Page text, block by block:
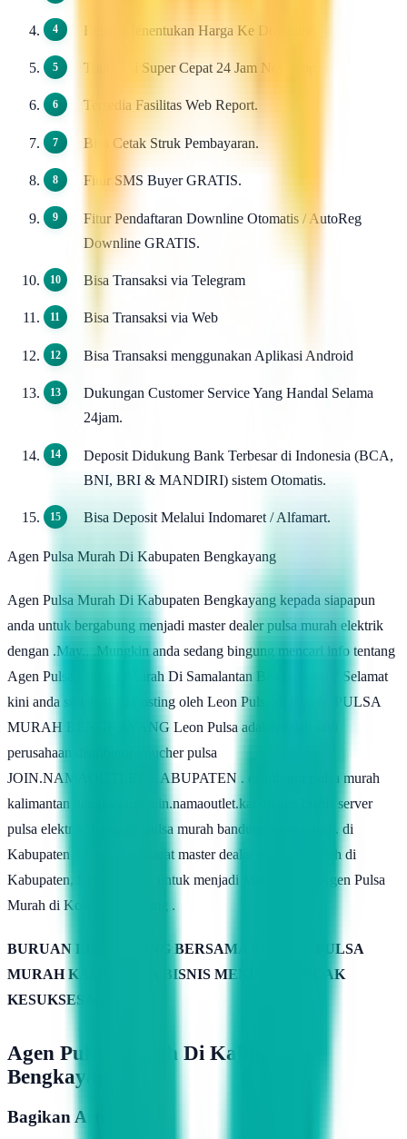
Bebas Menentukan Harga Ke Downline.
Transaksi Super Cepat 24 Jam Non Stop.
Tersedia Fasilitas Web Report.
Bisa Cetak Struk Pembayaran.
Fitur SMS Buyer GRATIS.
Fitur Pendaftaran Downline Otomatis / AutoReg
Downline GRATIS.
Bisa Transaksi via Telegram
Bisa Transaksi via Web
Bisa Transaksi menggunakan Aplikasi Android
Dukungan Customer Service Yang Handal Selama
24jam.
Deposit Didukung Bank Terbesar di Indonesia (BCA,
BNI, BRI & MANDIRI) sistem Otomatis.
Bisa Deposit Melalui Indomaret / Alfamart.
Agen Pulsa Murah Di Kabupaten Bengkayang
Agen Pulsa Murah Di Kabupaten Bengkayang kepada siapapun
anda untuk bergabung menjadi master dealer pulsa murah elektrik
dengan .May., .Mungkin anda sedang bingung mencari info tentang
Agen Pulsa Elektrik Murah Di Samalantan Bengkayang ? Selamat
kini anda sudah di .Diposting oleh Leon Pulsa di Kamis, PULSA
MURAH BENGKAYANG Leon Pulsa adalah salah satu
perusahaan distributor voucher pulsa
JOIN.NAMAOUTLET.KABUPATEN . distributor pulsa murah
kalimantan bengkayang join.namaoutlet.kabupaten bisnis server
pulsa elektrik di jakarta pulsa murah bandung agen pulsa . di
Kabupaten Kalimantan Barat master dealer pulsa termurah di
Kabupaten, Bengkayang, untuk menjadi Master Pulsa Agen Pulsa
Murah di Kota Bengkayang .
BURUAN BERGABUNG BERSAMA SERVER PULSA
MURAH KAMIMITRA BISNIS MENUJU PUNCAK
KESUKSESAN
Agen Pulsa Murah Di Kabupaten
Bengkayang
Bagikan Artikel